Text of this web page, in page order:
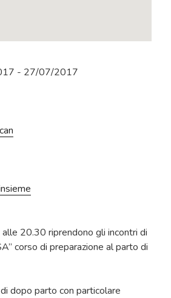
- 27/07/2017
20.30 riprendono gli incontri di
corso di preparazione al parto di
dopo parto con particolare